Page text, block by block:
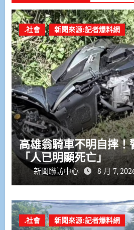
.社會 新聞來源:記者爆料網
高雄翁騎車不明自摔！
「人已明顯死亡」
新聞聯訪中心 8 月 7,
.社會 新聞來源:記者爆料網